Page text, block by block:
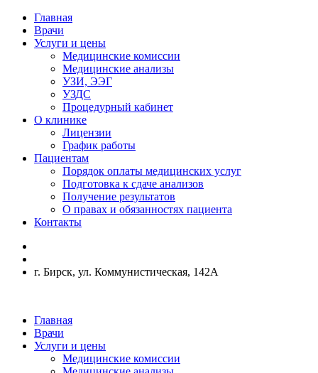
Главная
Врачи
Услуги и цены
Медицинские комиссии
Медицинские анализы
УЗИ, ЭЭГ
УЗДС
Процедурный кабинет
О клинике
Лицензии
График работы
Пациентам
Порядок оплаты медицинских услуг
Подготовка к сдаче анализов
Получение результатов
О правах и обязанностях пациента
Контакты
г. Бирск, ул. Коммунистическая, 142А
Главная
Врачи
Услуги и цены
Медицинские комиссии